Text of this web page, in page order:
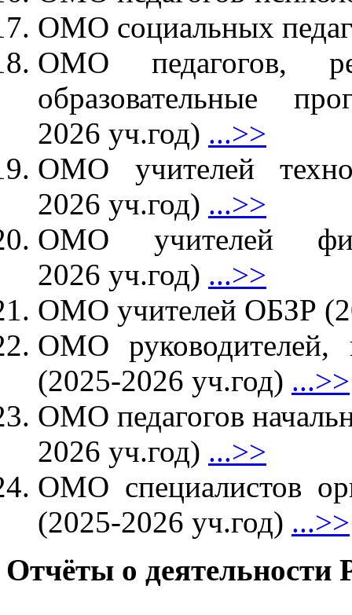
ОМО социальных
ОМО педагогов,
образовательные
2026 уч.год) ...>>
ОМО учителей
2026 уч.год) ...>>
ОМО учителей
2026 уч.год) ...>>
ОМО учителей ОБЗР
ОМО руководителей,
(2025-2026 уч.год) ...>>
ОМО педагогов
2026 уч.год) ...>>
ОМО специалистов
(2025-2026 уч.год) ...>>
Отчёты о